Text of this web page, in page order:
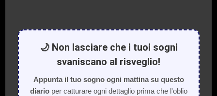
🌙 Non lasciare che i tuoi sogni
svaniscano al risveglio!
Appunta il tuo sogno ogni mattina su questo
diarioper catturare ogni dettaglio prima che l'oblio